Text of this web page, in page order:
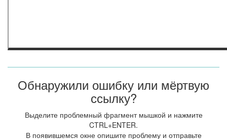
Обнаружили ошибку или мёртвую
ссылку?
Выделите проблемный фрагмент мышкой и нажмите
CTRL+ENTER.
В появившемся окне опишите проблему и отправьте